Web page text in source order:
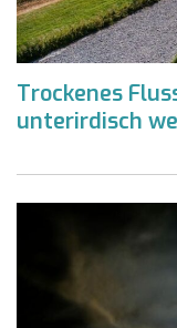
Trockenes
unterirdisch